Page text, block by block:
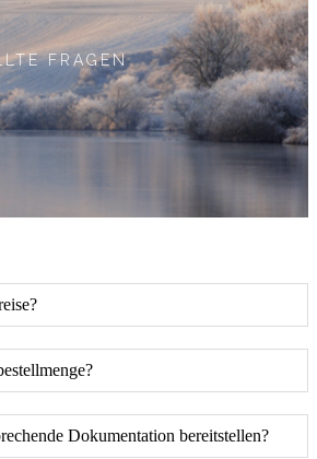
FRAGEN
Dokumentation bereitstellen?